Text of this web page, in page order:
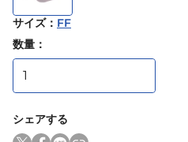
サイズ： FF
数量：
シェアする